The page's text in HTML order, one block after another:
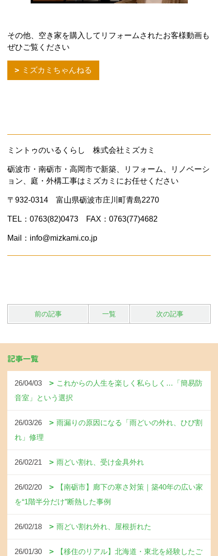
その他、空き家を購入してリフォームされたお客様動画も
ぜひご覧ください
ミズカミちゃんねる
ミントゥのいるくらし 株式会社ミズカミ
砺波市・南砺市・高岡市で新築、リフォーム、リノベーシ
ョン、庭・外構工事はミズカミにお任せください
〒932-0314 富山県砺波市庄川町青島2270
TEL：0763(82)0473 FAX：0763(77)4682
Mail：info@mizkami.co.jp
前の記事 一覧 次の記事
記事一覧
26/04/03
これからの人生を楽しく私らしく…「簡易防
音室」という選択
26/03/26
雨漏りの原因になる「雨どいの外れ、ひび割
れ」修理
26/02/21 雨どい割れ、受け金具外れ
26/02/20
【南砺市】廊下の寒さ対策｜築40年の広い家
を“1階半分だけ”断熱した事例
26/02/18 雨どい割れ外れ、屋根折れた
26/01/30
【移住のリアル】北海道・東北を経験したご